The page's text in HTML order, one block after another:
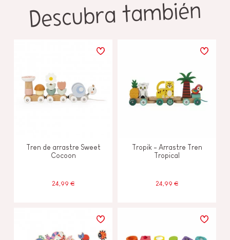
Descubra también
Tren de arrastre Sweet
Cocoon
24,99 €
Tropik - Arrastre Tren
Tropical
24,99 €